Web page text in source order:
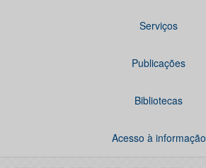
Serviços
Publicações
Bibliotecas
Acesso à informação